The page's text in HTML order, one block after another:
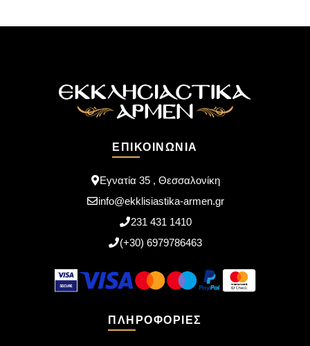
ΕΠΙΚΟΙΝΩΝΊΑ
Εγνατία 35 , Θεσσαλονίκη
info@ekklisiastika-armen.gr
231 431 1410
(+30) 6979786463
ΠΛΗΡΟΦΟΡΊΕΣ